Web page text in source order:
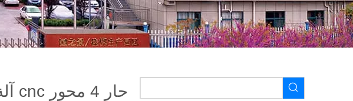
حار 4 محور cnc آلة رخيصة ترقية السعر